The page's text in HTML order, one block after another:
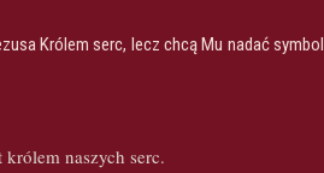
Królem serc, lecz chcą Mu nadać
naszych serc.